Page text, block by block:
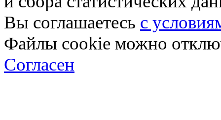
Вы соглашаетесь с
Файлы cookie можно
Согласен